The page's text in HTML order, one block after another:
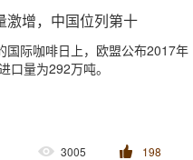
激增，中国位列第十
国际咖啡日上，欧盟公布2017年
口量为292万吨。
3005 198